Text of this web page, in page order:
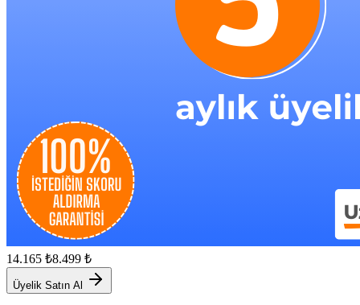
14.165 ₺8.499 ₺
Üyelik Satın Al